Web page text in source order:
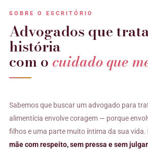
SOBRE O ESCRITÓRIO
Advogados que
história
com ocuidado que
Sabemos que buscar um advogado para
alimentícia envolve coragem — porque
filhos e uma parte muito íntima da sua vida.
mãe com respeito, sem pressa e sem